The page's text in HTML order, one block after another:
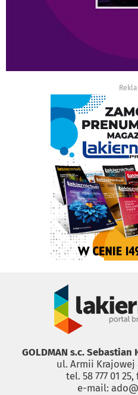
GOLDMAN s.c.
ul. Armii Krajowej
tel. 58 777 01 25,
e-mail: